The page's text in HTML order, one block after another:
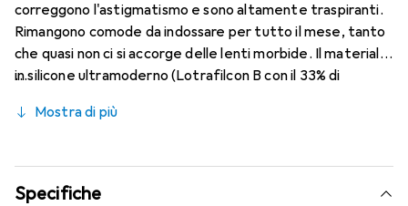
correggono l'astigmatismo e sono altamente traspiranti.
Rimangono comode da indossare per tutto il mese, tanto
che quasi non ci si accorge delle lenti morbide. Il materiale
in silicone ultramoderno (Lotrafilcon B con il 33% di
tecnologia HydraGlyde Moisture Matrix e la conosciuta
caratteristiche di utilizzo che conosci. Comfort e assenza
di disturbi per tutto il giorno con le lenti mensili.
Mostra di più
Specifiche